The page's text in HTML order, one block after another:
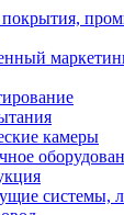
камеры
системы,